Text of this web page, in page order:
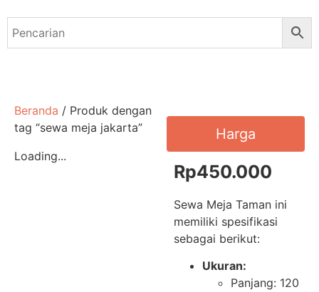
Beranda / Produk dengan
tag “sewa meja jakarta”
Loading...
Harga
Rp450.000
Sewa Meja Taman ini
memiliki spesifikasi
sebagai berikut:
Ukuran:
Panjang: 120